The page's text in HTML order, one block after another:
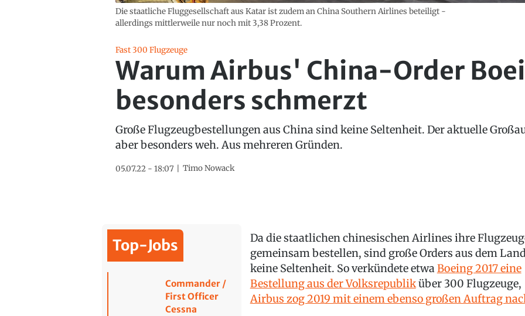
Die staatliche Fluggesellschaft aus Katar ist zudem an China Southern Airlines beteiligt -
allerdings mittlerweile nur noch mit 3,38 Prozent.
Fast 300 Flugzeuge
Warum Airbus' China-Order
besonders schmerzt
Große Flugzeugbestellungen aus China sind keine Seltenheit. Der aktuelle
aber besonders weh. Aus mehreren Gründen.
05.07.22 - 18:07 Timo Nowack
Top-Jobs
Commander /
First Officer
Cessna
Da die staatlichen chinesischen Airlines ihre
gemeinsam bestellen, sind große Orders aus dem
keine Seltenheit. So verkündete etwaBoeing 2017 eine
Bestellung aus der Volksrepubliküber 300 Flugzeuge,
Airbus zog 2019 mit einem ebenso großen Auftrag